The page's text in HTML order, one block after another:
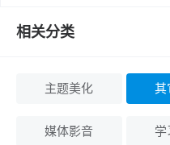
相关分类
主题美化 其
媒体影音 学